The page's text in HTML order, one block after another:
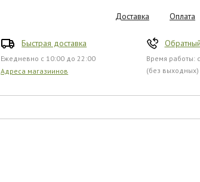
Доставка Оплата
Быстрая доставка
Ежедневно с 10:00 до 22:00
Адреса магазиинов
Время работы:
(без выходных)